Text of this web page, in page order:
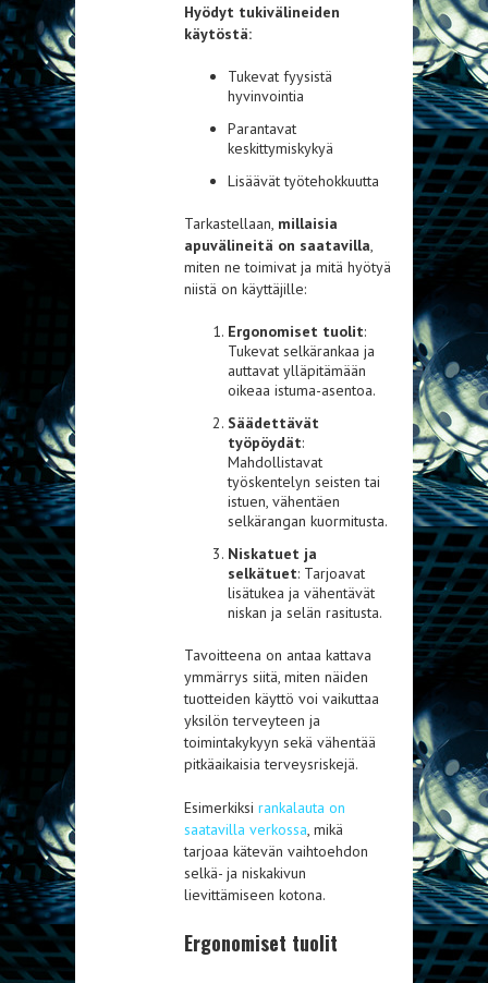
Hyödyt tukivälineiden
käytöstä:
Tukevat fyysistä
hyvinvointia
Parantavat
keskittymiskykyä
Lisäävät työtehokkuutta
Tarkastellaan, millaisia
apuvälineitä on saatavilla,
miten ne toimivat ja mitä hyötyä
niistä on käyttäjille:
Ergonomiset tuolit:
Tukevat selkärankaa ja
auttavat ylläpitämään
oikeaa istuma-asentoa.
Säädettävät
työpöydät:
Mahdollistavat
työskentelyn seisten tai
istuen, vähentäen
selkärangan kuormitusta.
Niskatuet ja
selkätuet: Tarjoavat
lisätukea ja vähentävät
niskan ja selän rasitusta.
Tavoitteena on antaa kattava
ymmärrys siitä, miten näiden
tuotteiden käyttö voi vaikuttaa
yksilön terveyteen ja
toimintakykyyn sekä vähentää
pitkäaikaisia terveysriskejä.
Esimerkiksi rankalauta on
saatavilla verkossa, mikä
tarjoaa kätevän vaihtoehdon
selkä- ja niskakivun
lievittämiseen kotona.
Ergonomiset tuolit